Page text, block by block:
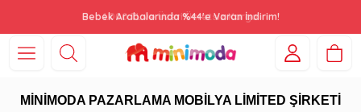
Bebek Arabalarında %44'e Varan İndirim!
MİNİMODA PAZARLAMA MOBİLYA LİMİTED ŞİRKETİ